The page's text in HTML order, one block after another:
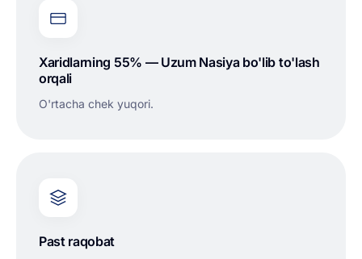
Xaridlarning 55% — Uzum Nasiya bo'lib to'lash
orqali
O'rtacha chek yuqori.
Past raqobat